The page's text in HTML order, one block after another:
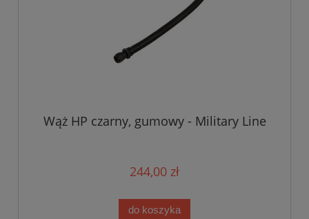
Wąż HP czarny, gumowy - Military Line
244,00 zł
do koszyka